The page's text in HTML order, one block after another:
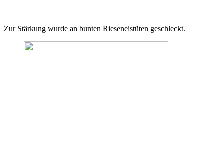
Zur Stärkung wurde an bunten Rieseneistüten geschleckt.